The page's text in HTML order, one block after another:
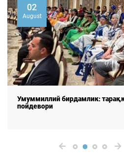
02
August
Умуммиллий бирдамлик:
пойдевори